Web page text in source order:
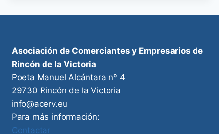
Asociación de Comerciantes y Empresarios de
Rincón de la Victoria
Poeta Manuel Alcántara nº 4
29730 Rincón de la Victoria
info@acerv.eu
Para más información:
Contactar